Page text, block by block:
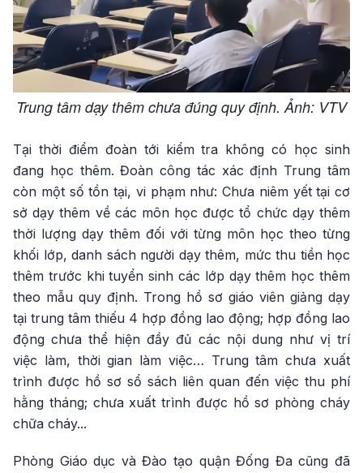
Trung tâm dạy thêm chưa đúng quy định. Ảnh: VTV
Tại thời điểm đoàn tới kiểm tra không có học sinh
đang học thêm. Đoàn công tác xác định Trung tâm
còn một số tồn tại, vi phạm như: Chưa niêm yết tại cơ
sở dạy thêm về các môn học được tổ chức dạy thêm
thời lượng dạy thêm đối với từng môn học theo từng
khối lớp, danh sách người dạy thêm, mức thu tiền học
thêm trước khi tuyển sinh các lớp dạy thêm học thêm
theo mẫu quy định. Trong hồ sơ giáo viên giảng dạy
tại trung tâm thiếu 4 hợp đồng lao động; hợp đồng lao
động chưa thể hiện đầy đủ các nội dung như vị trí
việc làm, thời gian làm việc… Trung tâm chưa xuất
trình được hồ sơ sổ sách liên quan đến việc thu phí
hằng tháng; chưa xuất trình được hồ sơ phòng cháy
chữa cháy...
Phòng Giáo dục và Đào tạo quận Đống Đa cũng đã